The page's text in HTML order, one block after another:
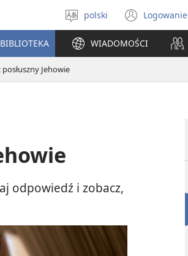
Wybór
języka
polski Logowanie
(opens
new
window)
BIBLIOTEKA WIADOMOŚCI
posłuszny Jehowie
odpowiedź i zobacz,